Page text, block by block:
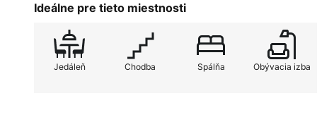
Ideálne pre tieto miestnosti
Jedáleň Chodba Spálňa Obývacia izba